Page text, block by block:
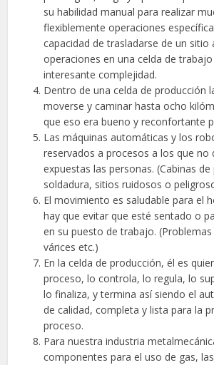
su habilidad manual para realizar
flexiblemente operaciones
capacidad de trasladarse de un sitio
operaciones en una celda de
interesante complejidad.
Dentro de una celda de producción
moverse y caminar hasta ocho
que eso era bueno y reconfortante
Las máquinas automáticas y los
reservados a procesos a los que no
expuestas las personas. (Cabinas
soldadura, sitios ruidosos o
El movimiento es saludable para el
hay que evitar que esté sentado o
en su puesto de trabajo.
várices etc.)
En la celda de producción, él es
proceso, lo controla, lo regula, lo
lo finaliza, y termina así siendo el
de calidad, completa y lista para la
proceso.
Para nuestra industria
componentes para el uso de gas,